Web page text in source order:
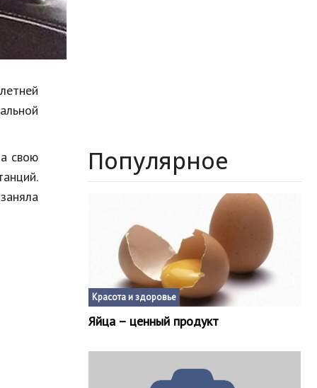
Образование
Наука и технологии
свою
Популярное
Красота и здоровье
Яйца – ценный продукт